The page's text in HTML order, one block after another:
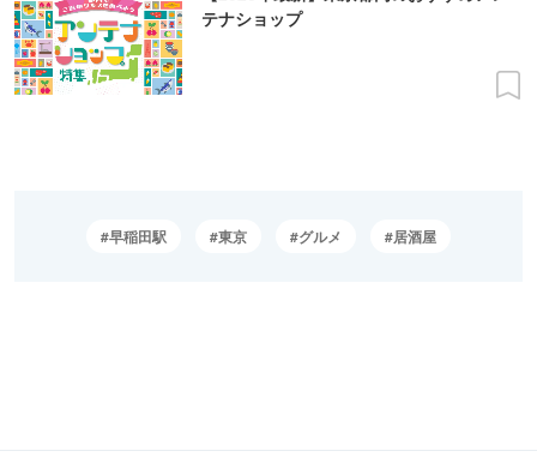
テナショップ
早稲田駅 東京 グルメ 居酒屋